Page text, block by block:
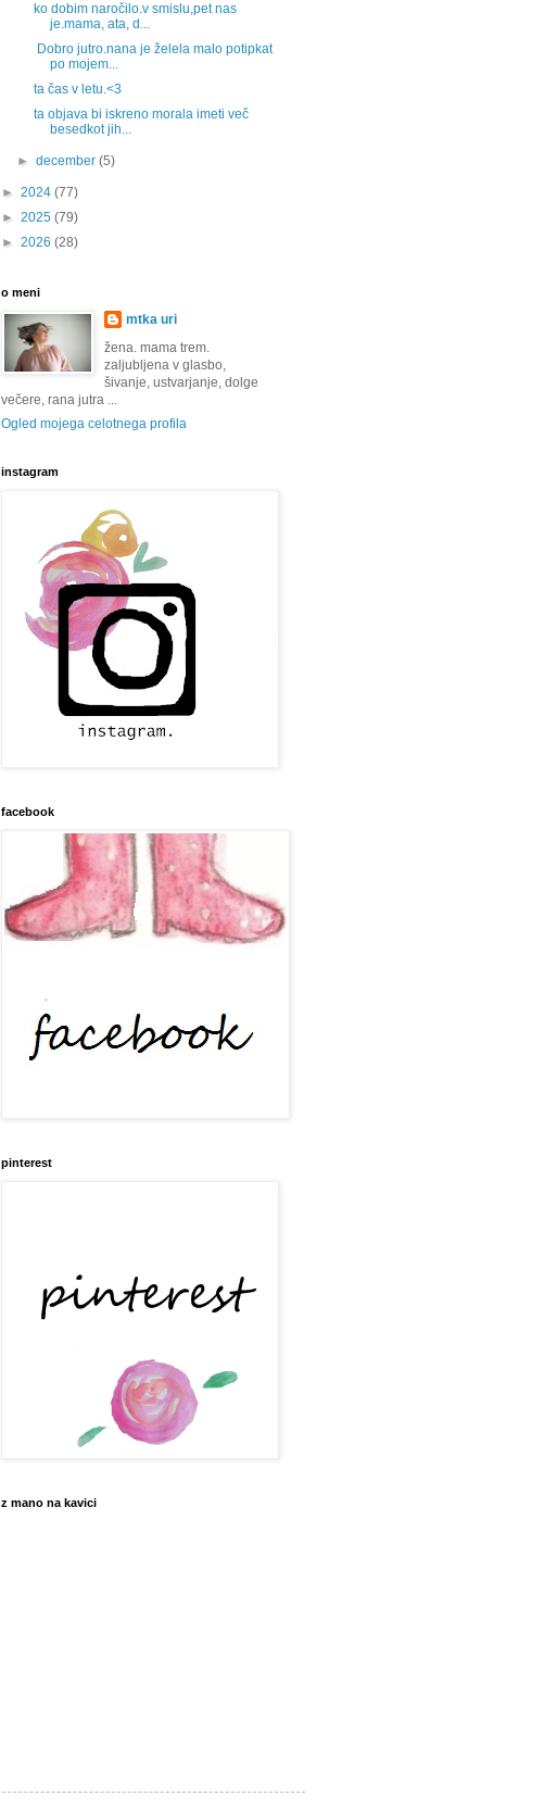
ko dobim naročilo.v smislu,pet nas
je.mama, ata, d...
Dobro jutro.nana je želela malo potipkat
po mojem...
ta čas v letu.<3
ta objava bi iskreno morala imeti več
besedkot jih...
►december(5)
► 2024 (77)
► 2025 (79)
► 2026 (28)
o meni
mtka uri
žena. mama trem.
zaljubljena v glasbo,
šivanje, ustvarjanje, dolge
večere, rana jutra ...
Ogled mojega celotnega profila
instagram
facebook
pinterest
z mano na kavici